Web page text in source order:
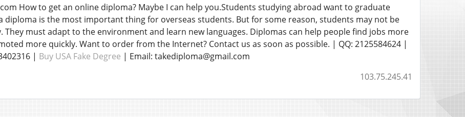
How to get an online diploma? Maybe I can help you.Students studying abroad want to graduate
diploma is the most important thing for overseas students. But for some reason, students may not be
They must adapt to the environment and learn new languages. Diplomas can help people find jobs more
more quickly. Want to order from the Internet? Contact us as soon as possible. | QQ: 2125584624 |
| Buy USA Fake Degree | Email: takediploma@gmail.com
103.75.245.41